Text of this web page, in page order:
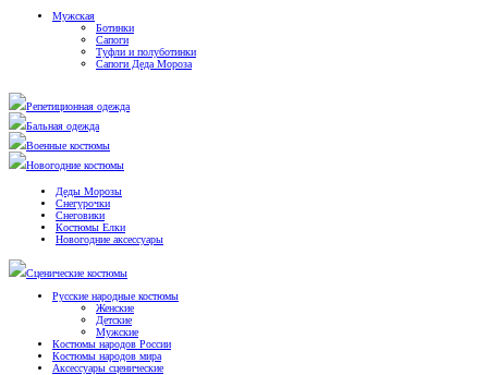
Мужская
Ботинки
Сапоги
Туфли и полуботинки
Сапоги Деда Мороза
Репетиционная одежда
Бальная одежда
Военные костюмы
Новогодние костюмы
Деды Морозы
Снегурочки
Снеговики
Костюмы Елки
Новогодние аксессуары
Сценические костюмы
Русские народные костюмы
Женские
Детские
Мужские
Костюмы народов России
Костюмы народов мира
Аксессуары сценические